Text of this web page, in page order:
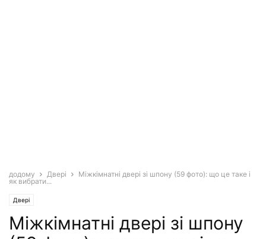
додому Двері
Міжкімнатні двері зі шпону (59 фото): що це таке і
як вибрати...
Двері
Міжкімнатні двері зі шпону